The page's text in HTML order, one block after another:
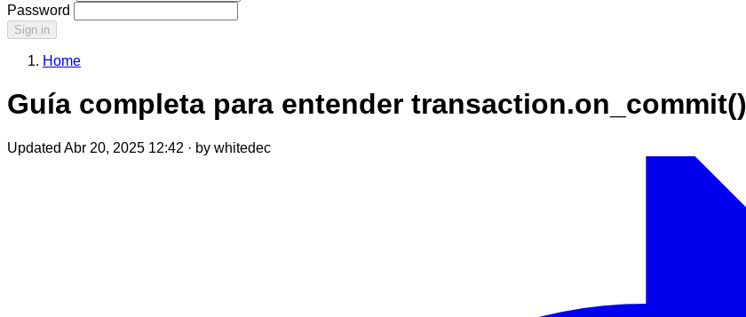
Password
Sign in
Home
Guía completa para entender transaction.on_commit()
Updated Abr 20, 2025 12:42 · by whitedec